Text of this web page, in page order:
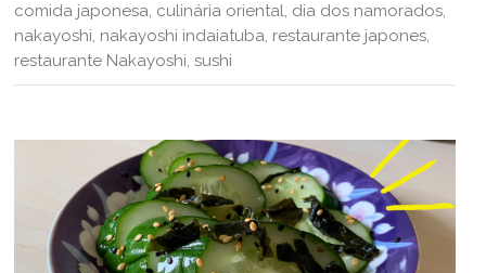
comida japonesa, culinária oriental, dia dos namorados,
nakayoshi, nakayoshi indaiatuba, restaurante japones,
restaurante Nakayoshi,sushi